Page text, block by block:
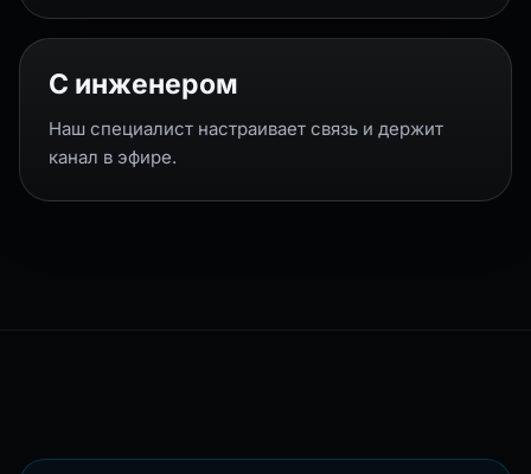
С инженером
Наш специалист настраивает связь и держит
канал в эфире.